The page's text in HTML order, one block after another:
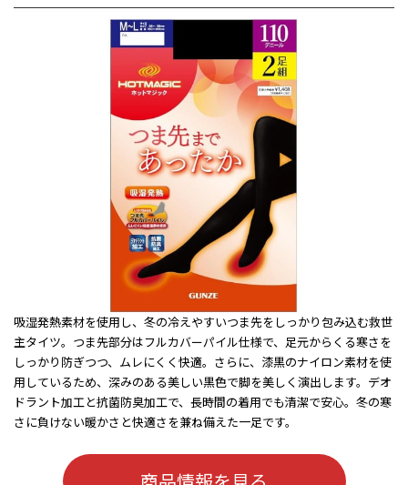
吸湿発熱素材を使用し、冬の冷えやすいつま先をしっかり包み込む救世
主タイツ。つま先部分はフルカバーパイル仕様で、足元からくる寒さを
しっかり防ぎつつ、ムレにくく快適。さらに、漆黒のナイロン素材を使
用しているため、深みのある美しい黒色で脚を美しく演出します。デオ
ドラント加工と抗菌防臭加工で、長時間の着用でも清潔で安心。冬の寒
さに負けない暖かさと快適さを兼ね備えた一足です。